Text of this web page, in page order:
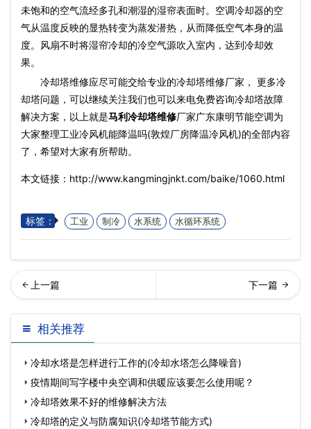
未饱和的空气流经多孔和潮湿的湿帘表面时。空调冷却器的空
气从温度反映的显热转变为蒸发潜热，从而降低空气本身的温
度。风扇不时将湿帘冷却的冷空气源吹入室内，达到冷却效
果。
冷却塔维修应尽可能交给专业的冷却塔维修厂家， 更多冷
却塔问题，可以继续关注我们也可以来电免费咨询冷却塔故障
解决方案，以上就是马利冷却塔维修厂家广东康明节能空调为
大家整理工业冷风机能降温吗(敦煌厂房降温冷风机)的全部内容
了，希望对大家有所帮助。
本文链接：http://www.kangmingjnkt.com/baike/1060.html
标签： 工业 制冷 水系统 水循环系统
业冷却塔的散热系统需要清
洗的部分有哪些(闭式…
业冷却塔应如何正确选型(冷
却塔选型最佳方法)
相关推荐
冷却水塔是怎样进行工作的(冷却水塔怎么降噪音)
疫情期间写字楼中央空调和供暖应该要怎么使用呢？
冷却塔效果不好的维修解决方法
冷却塔的定义与防腐知识(冷却塔节能方式)